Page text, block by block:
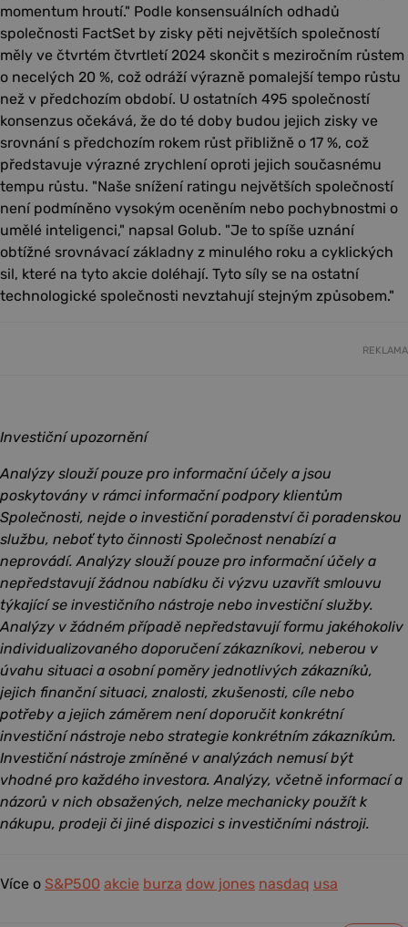
momentum hroutí." Podle konsensuálních odhadů
společnosti FactSet by zisky pěti největších společností
měly ve čtvrtém čtvrtletí 2024 skončit s meziročním růstem
o necelých 20 %, což odráží výrazně pomalejší tempo růstu
než v předchozím období. U ostatních 495 společností
konsenzus očekává, že do té doby budou jejich zisky ve
srovnání s předchozím rokem růst přibližně o 17 %, což
představuje výrazné zrychlení oproti jejich současnému
tempu růstu. "Naše snížení ratingu největších společností
není podmíněno vysokým oceněním nebo pochybnostmi o
umělé inteligenci," napsal Golub. "Je to spíše uznání
obtížné srovnávací základny z minulého roku a cyklických
sil, které na tyto akcie doléhají. Tyto síly se na ostatní
technologické společnosti nevztahují stejným způsobem."
REKLAMA
Investiční upozornění
Analýzy slouží pouze pro informační účely a jsou
poskytovány v rámci informační podpory klientům
Společnosti, nejde o investiční poradenství či poradenskou
službu, neboť tyto činnosti Společnost nenabízí a
neprovádí. Analýzy slouží pouze pro informační účely a
nepředstavují žádnou nabídku či výzvu uzavřít smlouvu
týkající se investičního nástroje nebo investiční služby.
Analýzy v žádném případě nepředstavují formu jakéhokoliv
individualizovaného doporučení zákazníkovi, neberou v
úvahu situaci a osobní poměry jednotlivých zákazníků,
jejich finanční situaci, znalosti, zkušenosti, cíle nebo
potřeby a jejich záměrem není doporučit konkrétní
investiční nástroje nebo strategie konkrétním zákazníkům.
Investiční nástroje zmíněné v analýzách nemusí být
vhodné pro každého investora. Analýzy, včetně informací a
názorů v nich obsažených, nelze mechanicky použít k
nákupu, prodeji či jiné dispozici s investičními nástroji.
Více o S&P500 akcie burza dow jones nasdaq usa